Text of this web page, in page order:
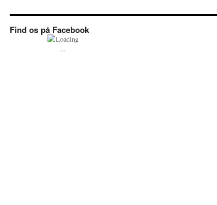
Find os på Facebook